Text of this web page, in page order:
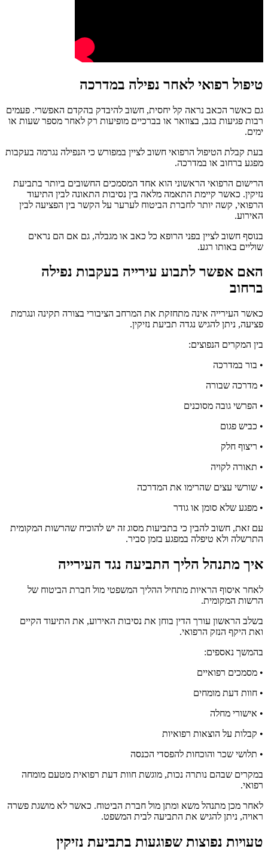
טיפול רפואי לאחר נפילה במדרכה
גם כאשר הכאב נראה קל יחסית, חשוב להיבדק בהקדם האפשרי. פעמים
רבות פגיעות בגב, בצוואר או בברכיים מופיעות רק לאחר מספר שעות או
ימים.
בעת קבלת הטיפול הרפואי חשוב לציין במפורש כי הנפילה נגרמה בעקבות
מפגע ברחוב או במדרכה.
הרישום הרפואי הראשוני הוא אחד המסמכים החשובים ביותר בתביעת
נזיקין. כאשר קיימת התאמה מלאה בין נסיבות התאונה לבין התיעוד
הרפואי, קשה יותר לחברת הביטוח לערער על הקשר בין הפציעה לבין
האירוע.
בנוסף חשוב לציין בפני הרופא כל כאב או מגבלה, גם אם הם נראים
שוליים באותו רגע.
האם אפשר לתבוע עירייה בעקבות נפילה
ברחוב
כאשר העירייה אינה מתחזקת את המרחב הציבורי בצורה תקינה ונגרמת
פציעה, ניתן להגיש נגדה תביעת נזיקין.
בין המקרים הנפוצים:
• בור במדרכה
• מדרכה שבורה
• הפרשי גובה מסוכנים
• כביש פגום
• ריצוף חלק
• תאורה לקויה
• שורשי עצים שהרימו את המדרכה
• מפגע שלא סומן או גודר
עם זאת, חשוב להבין כי בתביעות מסוג זה יש להוכיח שהרשות המקומית
התרשלה ולא טיפלה במפגע בזמן סביר.
איך מתנהל הליך התביעה נגד העירייה
לאחר איסוף הראיות מתחיל ההליך המשפטי מול חברת הביטוח של
הרשות המקומית.
בשלב הראשון עורך הדין בוחן את נסיבות האירוע, את התיעוד הקיים
ואת היקף הנזק הרפואי.
בהמשך נאספים:
• מסמכים רפואיים
• חוות דעת מומחים
• אישורי מחלה
• קבלות על הוצאות רפואיות
• תלושי שכר והוכחות להפסדי הכנסה
במקרים שבהם נותרה נכות, מוגשת חוות דעת רפואית מטעם מומחה
רפואי.
לאחר מכן מתנהל משא ומתן מול חברת הביטוח. כאשר לא מושגת פשרה
ראויה, ניתן להגיש את התביעה לבית המשפט.
טעויות נפוצות שפוגעות בתביעת נזיקין